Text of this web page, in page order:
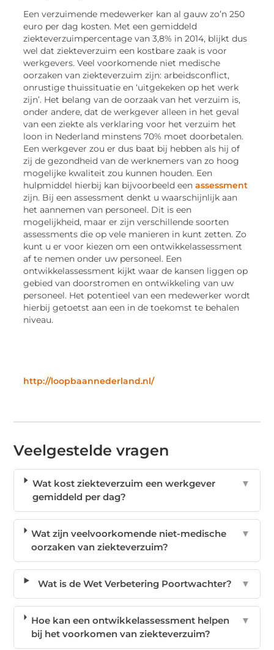
Een verzuimende medewerker kan al gauw zo’n 250
euro per dag kosten. Met een gemiddeld
ziekteverzuimpercentage van 3,8% in 2014, blijkt dus
wel dat ziekteverzuim een kostbare zaak is voor
werkgevers. Veel voorkomende niet medische
oorzaken van ziekteverzuim zijn: arbeidsconflict,
onrustige thuissituatie en ‘uitgekeken op het werk
zijn’. Het belang van de oorzaak van het verzuim is,
onder andere, dat de werkgever alleen in het geval
van een ziekte als verklaring voor het verzuim het
loon in Nederland minstens 70% moet doorbetalen.
Een werkgever zou er dus baat bij hebben als hij of
zij de gezondheid van de werknemers van zo hoog
mogelijke kwaliteit zou kunnen houden. Een
hulpmiddel hierbij kan bijvoorbeeld eenassessment
zijn. Bij een assessment denkt u waarschijnlijk aan
het aannemen van personeel. Dit is een
mogelijkheid, maar er zijn verschillende soorten
assessments die op vele manieren in kunt zetten. Zo
kunt u er voor kiezen om een ontwikkelassessment
af te nemen onder uw personeel. Een
ontwikkelassessment kijkt waar de kansen liggen op
gebied van doorstromen en ontwikkeling van uw
personeel. Het potentieel van een medewerker wordt
hierbij getoetst aan een in de toekomst te behalen
niveau.
http://loopbaannederland.nl/
Veelgestelde vragen
Wat kost ziekteverzuim een werkgever
gemiddeld per dag?
▼
Wat zijn veelvoorkomende niet-medische
oorzaken van ziekteverzuim?
▼
Wat is de Wet Verbetering Poortwachter? ▼
Hoe kan een ontwikkelassessment helpen
bij het voorkomen van ziekteverzuim?
▼